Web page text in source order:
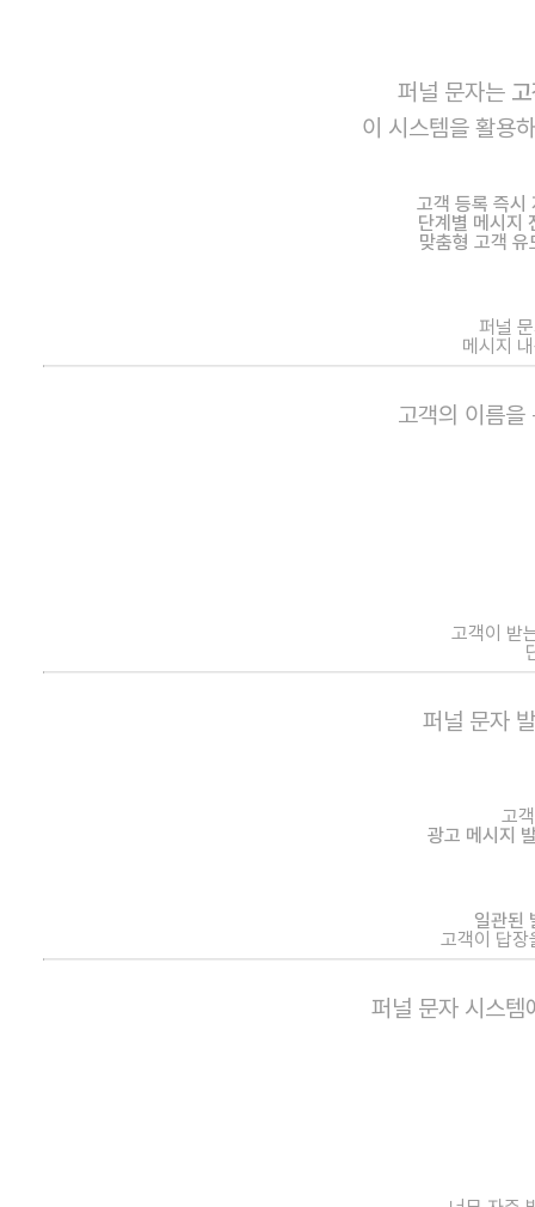
퍼널 문자는
이 시스템을 활용
고객 등록 즉시
단계별 메시지
맞춤형 고객 유
퍼널
메시지
고객의 이름
고객이 받
퍼널 문자
고
광고 메시지
일관된
고객이 답
퍼널 문자 시스